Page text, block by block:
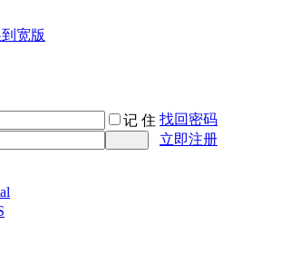
宽版
记 住 找回密码
立即注册